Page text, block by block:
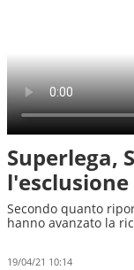
Superlega,
Secondo quanto
hanno avanzato la
19/04/21 10:14